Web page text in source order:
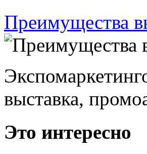
Преимущества
выставка,
Это интересно